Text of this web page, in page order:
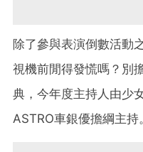
除了參與表演倒數活動
視機前閒得發慌嗎？別
典，今年度主持人由少
ASTRO車銀優擔綱主持。